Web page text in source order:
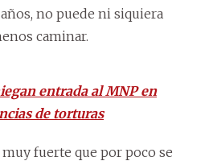
no puede ni siquiera
caminar.
entrada al MNP en
de torturas
fuerte que por poco se